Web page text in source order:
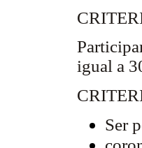
igual a
Ser